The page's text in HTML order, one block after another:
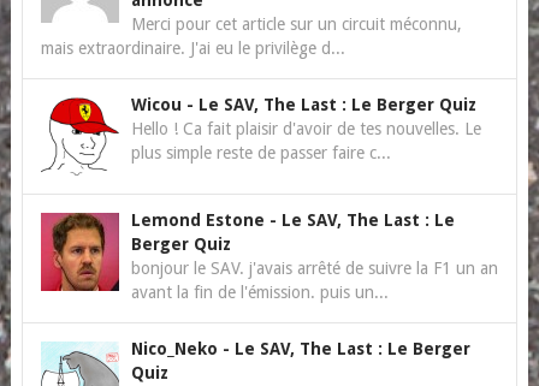
Merci pour cet article sur un circuit méconnu,
mais extraordinaire. J'ai eu le privilège d...
Wicou - Le SAV, The Last : Le Berger Quiz
Hello ! Ca fait plaisir d'avoir de tes nouvelles. Le
plus simple reste de passer faire c...
Lemond Estone - Le SAV, The Last : Le
Berger Quiz
bonjour le SAV. j'avais arrêté de suivre la F1 un an
avant la fin de l'émission. puis un...
Nico_Neko - Le SAV, The Last : Le Berger
Quiz